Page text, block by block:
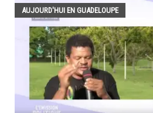
AUJOURD'HUI EN GUADELOUPE